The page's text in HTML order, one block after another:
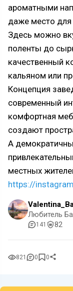
ароматными
даже место для
Здесь можно
поленты до
качественный
кальяном или
Концепция
современный
комфортная
создают
А
местных
https://
Любитель
141 82
821 0 0